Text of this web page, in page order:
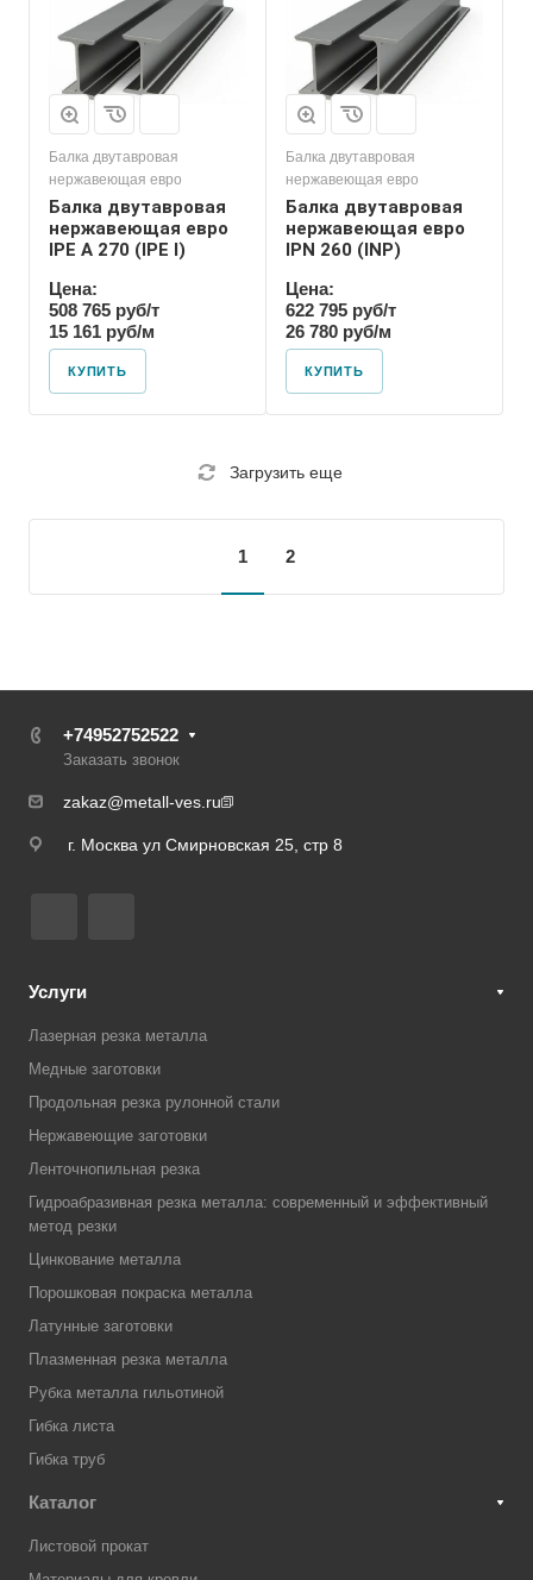
Балка двутавровая
нержавеющая евро
Балка двутавровая
нержавеющая евро
IPE A 270 (IPE l)
Цена:
508 765 руб/т
15 161 руб/м
КУПИТЬ
Балка двутавровая
нержавеющая евро
Балка двутавровая
нержавеющая евро
IPN 260 (INP)
Цена:
622 795 руб/т
26 780 руб/м
КУПИТЬ
Загрузить еще
1 2
+74952752522
Заказать звонок
zakaz@metall-ves.ru
г. Москва ул Смирновская 25, стр 8
Услуги
Лазерная резка металла
Медные заготовки
Продольная резка рулонной стали
Нержавеющие заготовки
Ленточнопильная резка
Гидроабразивная резка металла: современный и эффективный
метод резки
Цинкование металла
Порошковая покраска металла
Латунные заготовки
Плазменная резка металла
Рубка металла гильотиной
Гибка листа
Гибка труб
Каталог
Листовой прокат